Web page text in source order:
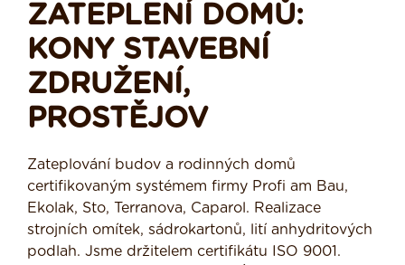
ZATEPLENÍ DOMŮ:
KONY STAVEBNÍ
ZDRUŽENÍ,
PROSTĚJOV
Zateplování budov a rodinných domů
certifikovaným systémem firmy Profi am Bau,
Ekolak, Sto, Terranova, Caparol. Realizace
strojních omítek, sádrokartonů, lití anhydritových
podlah. Jsme držitelem certifikátu ISO 9001.